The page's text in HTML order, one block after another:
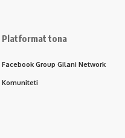
Platformat tona
Facebook Group Gilani Network
Komuniteti